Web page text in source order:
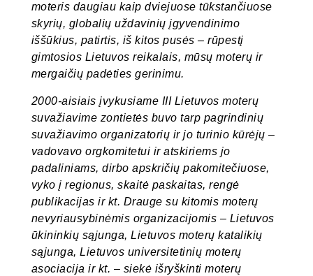
moteris daugiau kaip dviejuose tūkstančiuose
skyrių, globalių uždavinių įgyvendinimo
iššūkius, patirtis, iš kitos pusės – rūpestį
gimtosios Lietuvos reikalais, mūsų moterų ir
mergaičių padėties gerinimu.
2000-aisiais įvykusiame III Lietuvos moterų
suvažiavime zontietės buvo tarp pagrindinių
suvažiavimo organizatorių ir jo turinio kūrėjų –
vadovavo orgkomitetui ir atskiriems jo
padaliniams, dirbo apskričių pakomitečiuose,
vyko į regionus, skaitė paskaitas, rengė
publikacijas ir kt. Drauge su kitomis moterų
nevyriausybinėmis organizacijomis – Lietuvos
ūkininkių sąjunga, Lietuvos moterų katalikių
sąjunga, Lietuvos universitetinių moterų
asociacija ir kt. – siekė išryškinti moterų